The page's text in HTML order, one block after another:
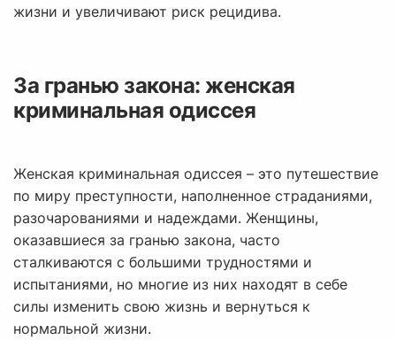
жизни и увеличивают риск рецидива.
За гранью закона: женская
криминальная одиссея
Женская криминальная одиссея – это путешествие
по миру преступности, наполненное страданиями,
разочарованиями и надеждами. Женщины,
оказавшиеся за гранью закона, часто
сталкиваются с большими трудностями и
испытаниями, но многие из них находят в себе
силы изменить свою жизнь и вернуться к
нормальной жизни.